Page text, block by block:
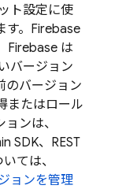
ト設定に使
。 Firebase
Firebase は
バージョン
のバージョン
またはロール
ンは、
SDK、REST
ては、
ョンを管理